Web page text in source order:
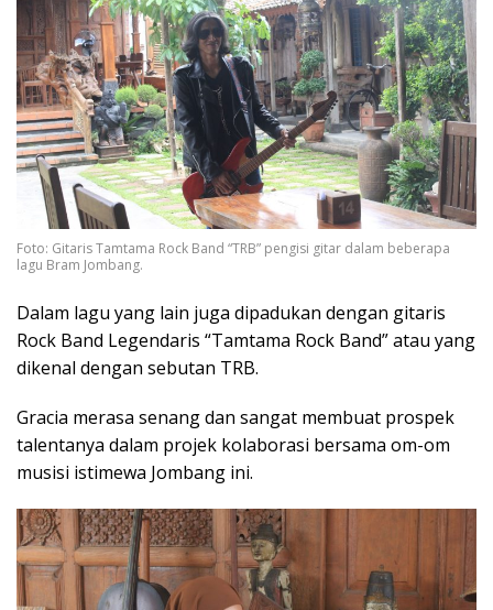
Foto: Gitaris Tamtama Rock Band “TRB” pengisi gitar dalam beberapa
lagu Bram Jombang.
Dalam lagu yang lain juga dipadukan dengan gitaris
Rock Band Legendaris “Tamtama Rock Band” atau yang
dikenal dengan sebutan TRB.
Gracia merasa senang dan sangat membuat prospek
talentanya dalam projek kolaborasi bersama om-om
musisi istimewa Jombang ini.